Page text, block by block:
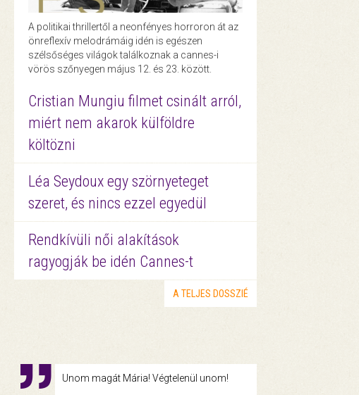
A politikai thrillertől a neonfényes horroron át az
önreflexív melodrámáig idén is egészen
szélsőséges világok találkoznak a cannes-i
vörös szőnyegen május 12. és 23. között.
Cristian Mungiu filmet csinált arról,
miért nem akarok külföldre
költözni
Léa Seydoux egy szörnyeteget
szeret, és nincs ezzel egyedül
Rendkívüli női alakítások
ragyogják be idén Cannes-t
A TELJES DOSSZIÉ
Unom magát Mária! Végtelenül unom!